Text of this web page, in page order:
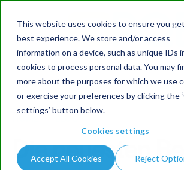
This website uses cookies to ensure you
best experience. We store and/or access
information on a device, such as unique IDs
cookies to process personal data. You may
more about the purposes for which we use
or exercise your preferences by clicking the
settings’ button below.
Cookies settings
Accept All Cookies Reject
Go To...
Die neuesten